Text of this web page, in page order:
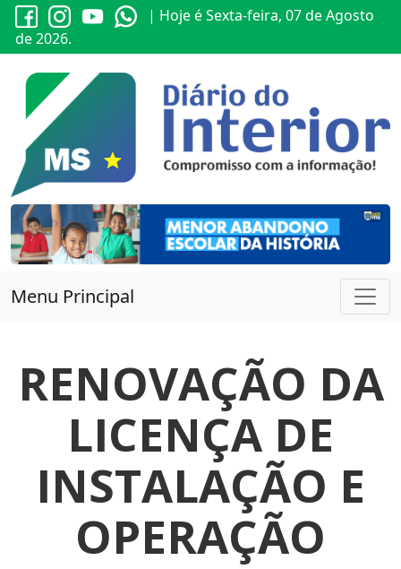
| Hoje é Sexta-feira, 07 de Agosto
de 2026.
Menu Principal
RENOVAÇÃO DA
LICENÇA DE
INSTALAÇÃO E
OPERAÇÃO